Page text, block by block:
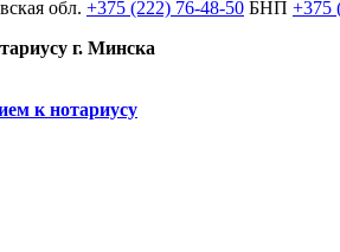
обл. +375 (222) 76-48-50 БНП +375
г. Минска
к нотариусу